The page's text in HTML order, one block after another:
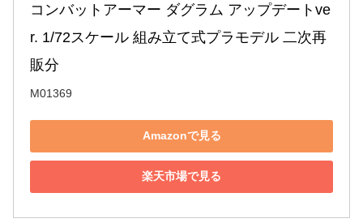
コンバットアーマー ダグラム アップデートve
r. 1/72スケール 組み立て式プラモデル 二次再
販分
M01369
Amazonで見る
楽天市場で見る